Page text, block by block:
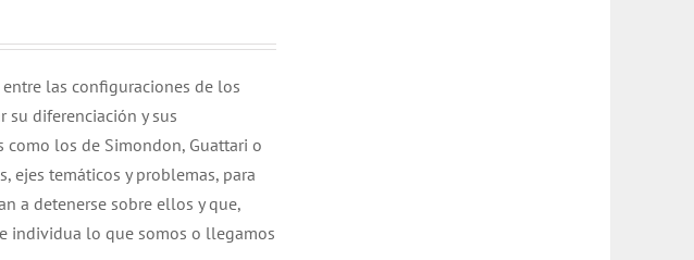
las configuraciones de los
su diferenciación y sus
como los de Simondon, Guattari o
ejes temáticos y problemas, para
a detenerse sobre ellos y que,
individua lo que somos o llegamos